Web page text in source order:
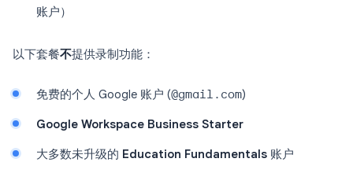
账户）
以下套餐不提供录制功能：
免费的个人 Google 账户 (@gmail.com)
Google Workspace Business Starter
大多数未升级的 Education Fundamentals 账户